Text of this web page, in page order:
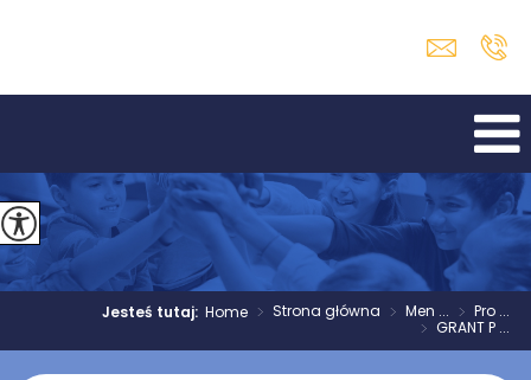
Jesteś tutaj:Home > Strona główna > Men ... > Pro ...
> GRANT P ...